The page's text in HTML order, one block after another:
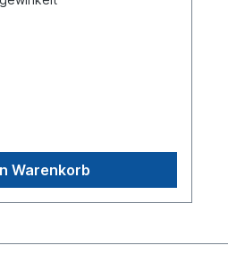
Warenkorb